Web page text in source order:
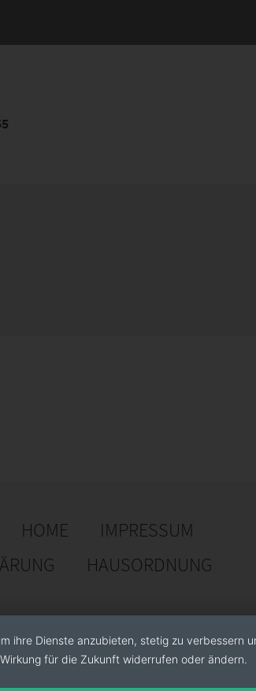
HOME
IMPRESSUM
HAUSORDNUNG
ihre Dienste anzubieten, stetig zu
für die Zukunft widerrufen oder ändern.